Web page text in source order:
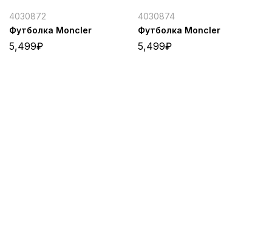
4030872
Футболка Moncler
5,499₽
4030874
Футболка Moncler
5,499₽